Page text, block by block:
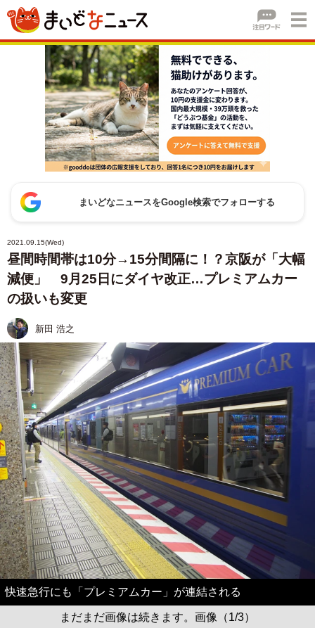
まいどなニュースをGoogle検索でフォローする
2021.09.15(Wed)
昼間時間帯は10分→15分間隔に！？京阪が「大幅
減便」 9月25日にダイヤ改正…プレミアムカー
の扱いも変更
新田 浩之
快速急行にも「プレミアムカー」が連結される
まだまだ画像は続きます。画像（1/3）